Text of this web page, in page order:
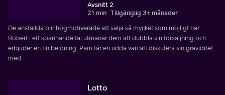
Avsnitt 2
21 min Tillgänglig 3+ månader
De anställda blir högmotiverade att sälja så mycket som möjligt när
Robert i ett spännande tal utmanar dem att dubbla sin försäljning och
erbjuder en fin belöning. Pam får en udda vän att diskutera sin graviditet
med.
Lotto